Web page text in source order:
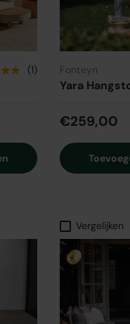
(1) Fonteyn
Yara
€259,00
Vergelijken